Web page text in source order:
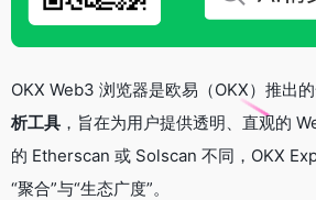
OKX Web3 浏览器是欧易（OKX）推出
析工具 ，旨在为用户提供透明、直观的
的 Etherscan 或 Solscan 不同，OKX
“聚合”与“生态广度”。